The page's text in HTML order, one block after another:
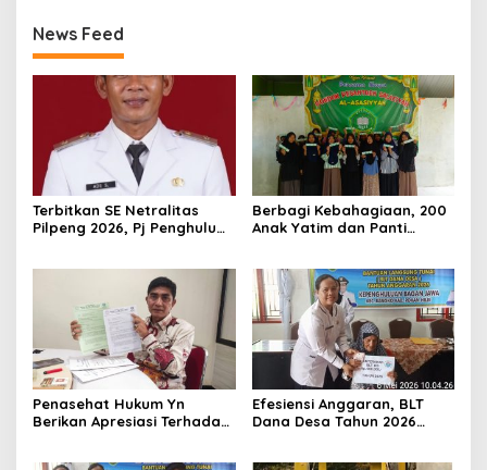
News Feed
Terbitkan SE Netralitas
Pilpeng 2026, Pj Penghulu
Berbagi Kebahagiaan, 200
Anak Yatim dan Panti
Malam Batu Enam
Penasehat Hukum Yn
Berikan Apresiasi Terhadap
Efesiensi Anggaran, BLT
Dana Desa Tahun 2026